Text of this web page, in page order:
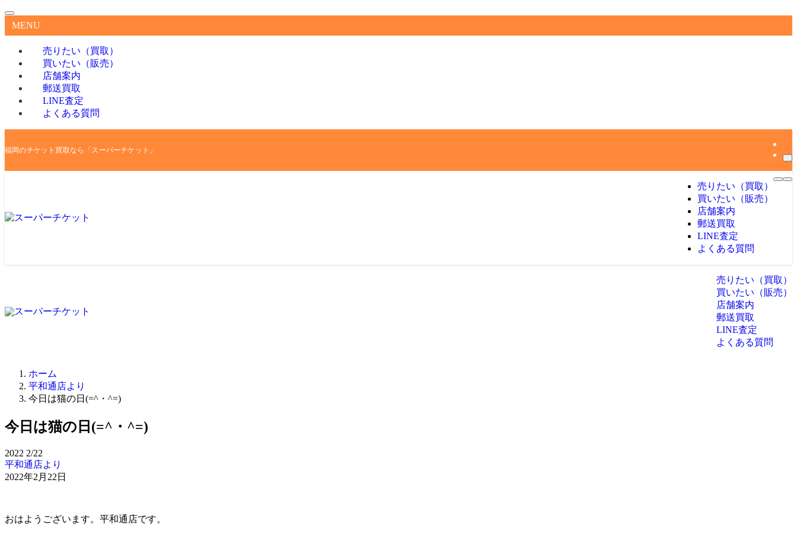
MENU
売りたい（買取）
買いたい（販売）
店舗案内
郵送買取
LINE査定
よくある質問
福岡のチケット買取なら「スーパーチケット」
売りたい（買取）
買いたい（販売）
店舗案内
郵送買取
LINE査定
よくある質問
売りたい（買取）
買いたい（販売）
店舗案内
郵送買取
LINE査定
よくある質問
ホーム
平和通店より
今日は猫の日(=^・^=)
今日は猫の日(=^・^=)
2022 2/22
平和通店より
2022年2月22日
おはようございます。平和通店です。